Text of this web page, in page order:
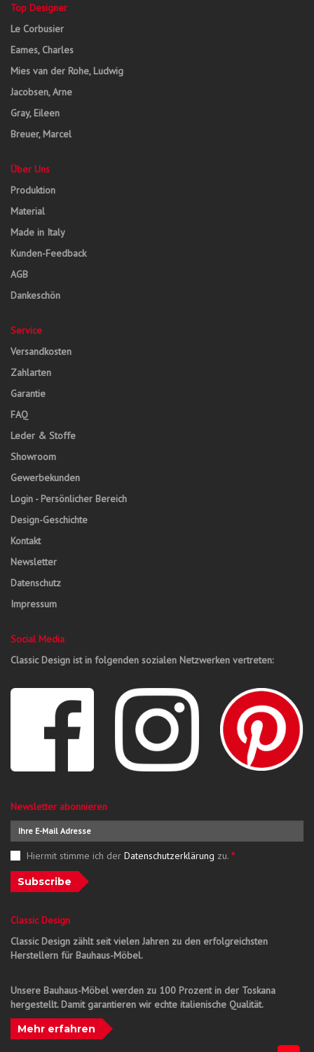
Top Designer
Le Corbusier
Eames, Charles
Mies van der Rohe, Ludwig
Jacobsen, Arne
Gray, Eileen
Breuer, Marcel
Über Uns
Produktion
Material
Made in Italy
Kunden-Feedback
AGB
Dankeschön
Service
Versandkosten
Zahlarten
Garantie
FAQ
Leder & Stoffe
Showroom
Gewerbekunden
Login - Persönlicher Bereich
Design-Geschichte
Kontakt
Newsletter
Datenschutz
Impressum
Social Media
Classic Design ist in folgenden sozialen Netzwerken vertreten:
Newsletter abonnieren
Hiermit stimme ich der Datenschutzerklärung zu. *
Subscribe
Classic Design
Classic Design zählt seit vielen Jahren zu den erfolgreichsten
Herstellern für Bauhaus-Möbel.
Unsere Bauhaus-Möbel werden zu 100 Prozent in der Toskana
hergestellt. Damit garantieren wir echte italienische Qualität.
Mehr erfahren